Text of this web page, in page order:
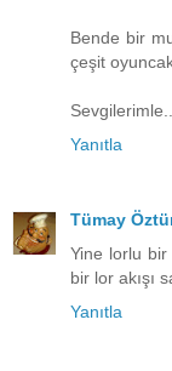
Bende bir
çeşit
Sevgilerimle...
Yanıtla
Tümay
Yine lorlu
bir lor akışı
Yanıtla